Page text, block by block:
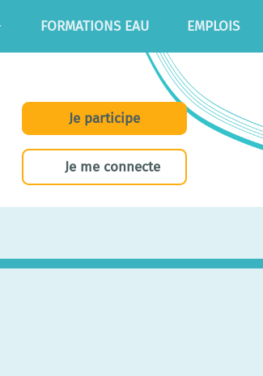
FORMATIONS EAU EMPLOIS
Je participe
Je me connecte